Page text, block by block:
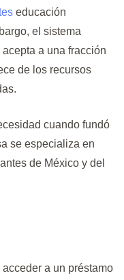
educación
el sistema
a una fracción
de los recursos
cuando fundó
se especializa en
de México y del
a un préstamo